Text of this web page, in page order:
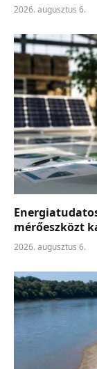
2026. augusztus 6.
mérőeszközt
2026. augusztus 6.